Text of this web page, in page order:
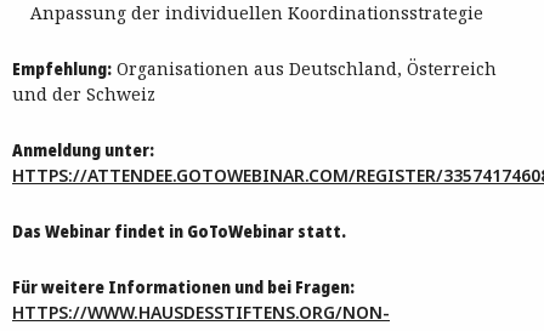
Anpassung der individuellen Koordinationsstrategie
Empfehlung: Organisationen aus Deutschland, Österreich
und der Schweiz
Anmeldung unter:
HTTPS://ATTENDEE.GOTOWEBINAR.COM/REGISTER/
Das Webinar findet in GoToWebinar statt.
Für weitere Informationen und bei Fragen:
HTTPS://WWW.HAUSDESSTIFTENS.ORG/NON-